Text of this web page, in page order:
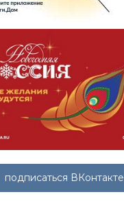
подписаться ВКонтакте